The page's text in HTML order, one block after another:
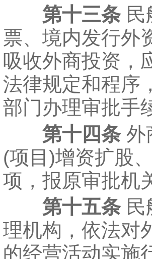
第十三条民
票、境内发行外
吸收外商投资，
法律规定和程序
部门办理审批手
第十四条外
(项目)增资扩股
项，报原审批机
第十五条民
理机构，依法对
的经营活动实施